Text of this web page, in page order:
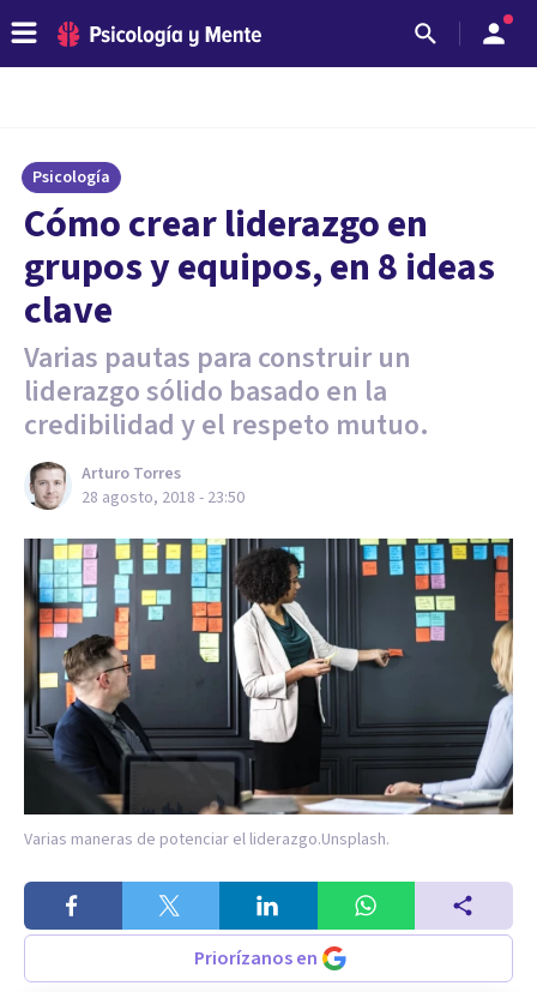
Psicología
Cómo crear liderazgo en
grupos y equipos, en 8 ideas
clave
Varias pautas para construir un
liderazgo sólido basado en la
credibilidad y el respeto mutuo.
Arturo Torres
28 agosto, 2018 - 23:50
Varias maneras de potenciar el liderazgo.Unsplash.
Priorízanos en